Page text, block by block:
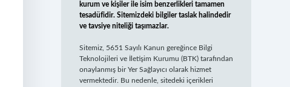
kurum ve kişiler ile isim benzerlikleri tamamen
tesadüfidir. Sitemizdeki bilgiler taslak halindedir
ve tavsiye niteliği taşımazlar.
Sitemiz, 5651 Sayılı Kanun gereğince Bilgi
Teknolojileri ve İletişim Kurumu (BTK) tarafından
onaylanmış bir Yer Sağlayıcı olarak hizmet
vermektedir. Bu nedenle, sitedeki içerikleri